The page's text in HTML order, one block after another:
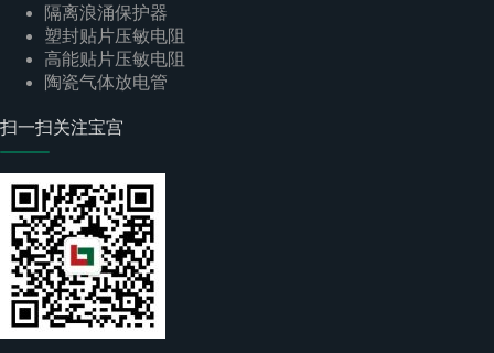
隔离浪涌保护器
塑封贴片压敏电阻
高能贴片压敏电阻
陶瓷气体放电管
扫一扫关注宝宫